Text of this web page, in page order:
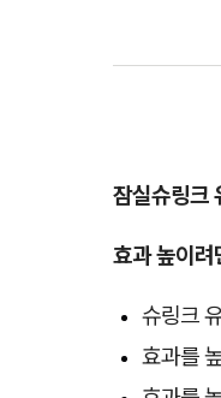
잠실슈링크
효과 높이려
슈링크
효과를